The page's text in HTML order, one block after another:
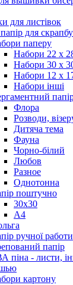
для листівок
для
паперу
Набори 22 х
Набори 30 х
Набори 12 х
Набори інші
Флора
Розводи,
Дитяча тема
Фауна
Чорно-білий
Любов
Разное
Однотонна
поштучно
30х30
А4
ручної работи
папір
піна - листи,
картону